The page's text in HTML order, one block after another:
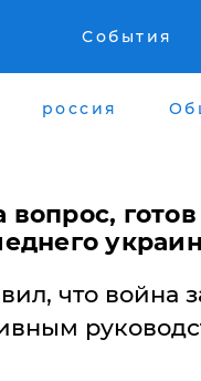
События
россия
что война